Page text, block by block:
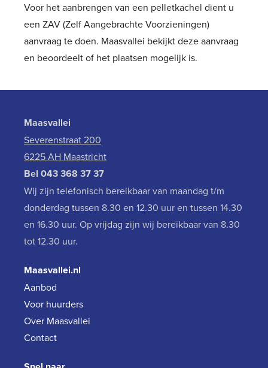
Voor het aanbrengen van een pelletkachel dient u
een ZAV (Zelf Aangebrachte Voorzieningen)
aanvraag te doen. Maasvallei bekijkt deze aanvraag
en beoordeelt of het plaatsen mogelijk is.
Maasvallei
Severenstraat 200
6225 AH Maastricht
Bel 043 368 37 37
Wij zijn telefonisch bereikbaar van maandag t/m
donderdag tussen 8.30 en 12.30 uur en tussen 14.30
en 16.30 uur. Op vrijdag zijn wij bereikbaar van 8.30
tot 12.30 uur.
Maasvallei.nl
Aanbod
Voor huurders
Over Maasvallei
Contact